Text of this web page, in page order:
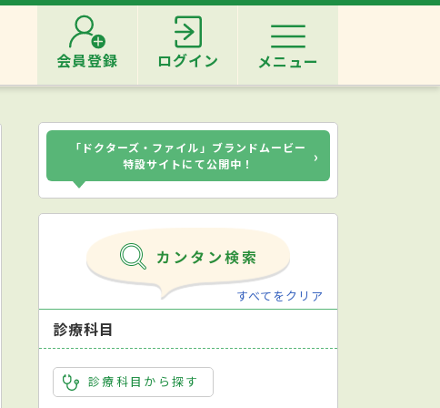
会員登録 ログイン メニュー
「ドクターズ・ファイル」ブランドムービー
特設サイトにて公開中！
›
すべてをクリア
診療科目
診療科目から探す